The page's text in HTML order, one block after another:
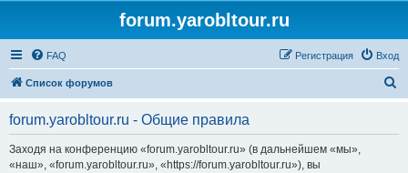
forum.yarobltour.ru
FAQ Вход
Регистрация
Список форумов
forum.yarobltour.ru - Общие правила
Заходя на конференцию «forum.yarobltour.ru» (в дальнейшем «мы»,
«наш», «forum.yarobltour.ru», «https://forum.yarobltour.ru»), вы